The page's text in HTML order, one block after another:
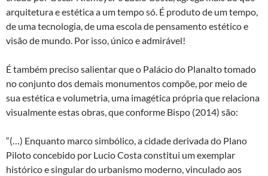
arquitetura e estética a um tempo só. É produto de um tempo,
de uma tecnologia, de uma escola de pensamento estético e
visão de mundo. Por isso, único e admirável!
É também preciso salientar que o Palácio do Planalto tomado
no conjunto dos demais monumentos compõe, por meio de
sua estética e volumetria, uma imagética própria que relaciona
visualmente estas obras, que conforme Bispo (2014) são:
“(…) Enquanto marco simbólico, a cidade derivada do Plano
Piloto concebido por Lucio Costa constitui um exemplar
histórico e singular do urbanismo moderno, vinculado aos